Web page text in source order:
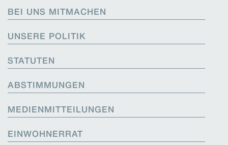
BEI UNS MITMACHEN
UNSERE POLITIK
STATUTEN
ABSTIMMUNGEN
MEDIENMITTEILUNGEN
EINWOHNERRAT